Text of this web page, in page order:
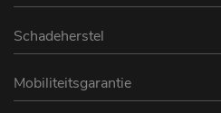
Schadeherstel
Mobiliteitsgarantie